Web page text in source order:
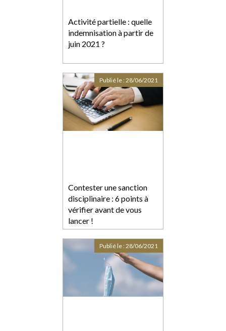
Activité partielle : quelle
indemnisation à partir de
juin 2021 ?
Contester une sanction
disciplinaire : 6 points à
vérifier avant de vous
lancer !
Publié le :28/06/2021
Publié le :28/06/2021